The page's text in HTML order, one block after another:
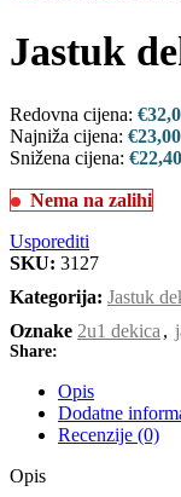
Jastuk
Redovna cijena: €
Najniža cijena: €23,00
Snižena cijena: €22,40
Nema na zalihi
Usporediti
SKU: 3127
Kategorija: Jastuk
Oznake 2u1 dekica ,
Share:
Opis
Dodatne
Recenzije (0)
Opis